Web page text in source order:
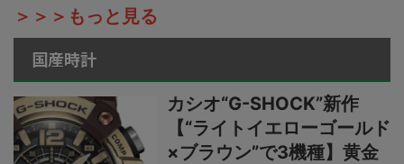
＞＞＞もっと見る
国産時計
カシオ“G-SHOCK”新作
【“ライトイエローゴールド
×ブラウン”で3機種】黄金